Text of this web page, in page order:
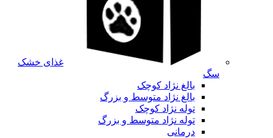
غذای خشک
سگ
بالغ نژاد کوچک
بالغ نژاد متوسط و بزرگ
توله نژاد کوچک
توله نژاد متوسط و بزرگ
درمانی